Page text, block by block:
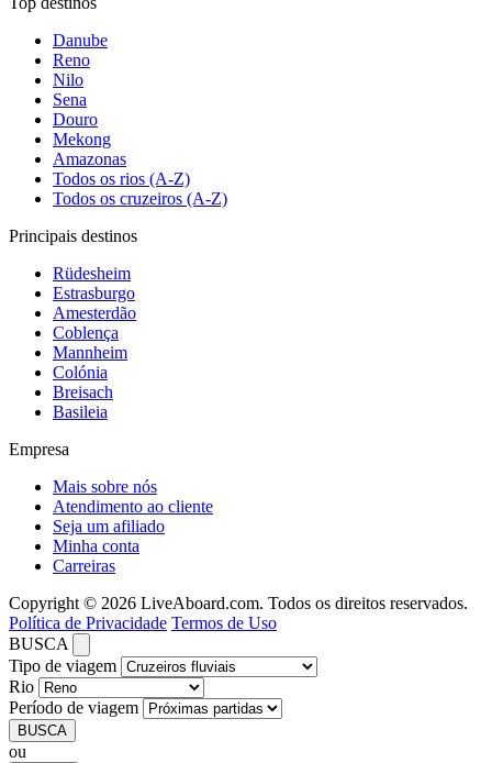
Danube
Reno
Nilo
Sena
Douro
Mekong
Amazonas
Todos os rios (A-Z)
Todos os cruzeiros (A-Z)
Principais destinos
Rüdesheim
Estrasburgo
Amesterdão
Coblença
Mannheim
Colónia
Breisach
Basileia
Empresa
Mais sobre nós
Atendimento ao cliente
Seja um afiliado
Minha conta
Carreiras
Copyright © 2026 LiveAboard.com. Todos os direitos reservados.
Política de Privacidade Termos de Uso
BUSCA
Tipo de viagem
Rio
Período de viagem
BUSCA
ou